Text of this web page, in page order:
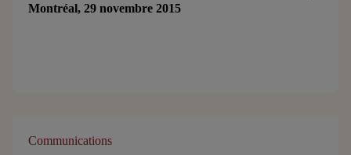
Montréal, 29 novembre 2015
Communications